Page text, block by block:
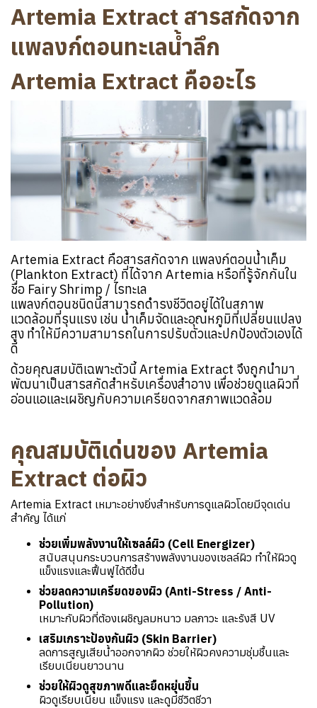
Artemia Extract สารสกัดจาก
แพลงก์ตอนทะเลน้ำลึก
Artemia Extract คืออะไร
Artemia Extract คือสารสกัดจาก แพลงก์ตอนน้ำเค็ม
(Plankton Extract) ที่ได้จาก Artemia หรือที่รู้จักกันใน
ชื่อ Fairy Shrimp / ไรทะเล
แพลงก์ตอนชนิดนี้สามารถดำรงชีวิตอยู่ได้ในสภาพ
แวดล้อมที่รุนแรง เช่น น้ำเค็มจัดและอุณหภูมิที่เปลี่ยนแปลง
สูง ทำให้มีความสามารถในการปรับตัวและปกป้องตัวเองได้
ดี
ด้วยคุณสมบัติเฉพาะตัวนี้ Artemia Extract จึงถูกนำมา
พัฒนาเป็นสารสกัดสำหรับเครื่องสำอาง เพื่อช่วยดูแลผิวที่
อ่อนแอและเผชิญกับความเครียดจากสภาพแวดล้อม
คุณสมบัติเด่นของ Artemia
Extract ต่อผิว
Artemia Extract เหมาะอย่างยิ่งสำหรับการดูแลผิวโดยมีจุดเด่น
สำคัญ ได้แก่
ช่วยเพิ่มพลังงานให้เซลล์ผิว (Cell Energizer)
สนับสนุนกระบวนการสร้างพลังงานของเซลล์ผิว ทำให้ผิวดู
แข็งแรงและฟื้นฟูได้ดีขึ้น
ช่วยลดความเครียดของผิว (Anti-Stress / Anti-
Pollution)
เหมาะกับผิวที่ต้องเผชิญลมหนาว มลภาวะ และรังสี UV
เสริมเกราะป้องกันผิว (Skin Barrier)
ลดการสูญเสียน้ำออกจากผิว ช่วยให้ผิวคงความชุ่มชื้นและ
เรียบเนียนยาวนาน
ช่วยให้ผิวดูสุขภาพดีและยืดหยุ่นขึ้น
ผิวดูเรียบเนียน แข็งแรง และดูมีชีวิตชีวา